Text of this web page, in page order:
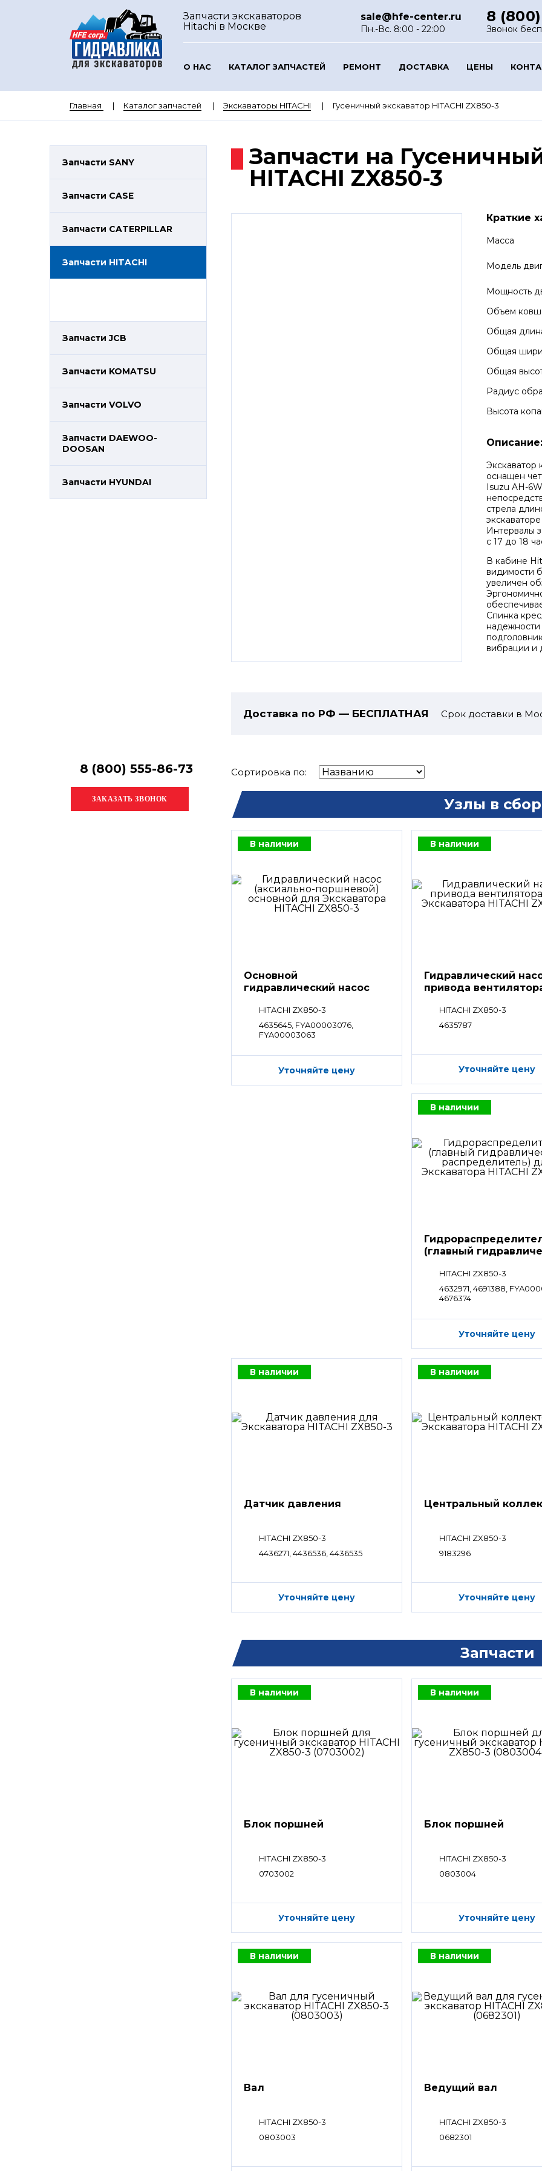
Запчасти экскаваторов
Hitachi в Москве
sale@hfe-center.ru
Пн.-Вс. 8:00 - 22:00
8
Звонок
О НАС КАТАЛОГ ЗАПЧАСТЕЙ РЕМОНТ ДОСТАВКА ЦЕНЫ
Главная Каталог запчастей Экскаваторы HITACHI Гусеничный экскаватор HITACHI ZX850-3
Запчасти SANY
Запчасти CASE
Запчасти CATERPILLAR
Запчасти HITACHI
Запчасти JCB
Запчасти KOMATSU
Запчасти VOLVO
Запчасти DAEWOO-
DOOSAN
Запчасти HYUNDAI
8 (800) 555-86-73
Запчасти на
HITACHI ZX850-3
Краткие
Масса
Модель
Мощность
Объем
Общая
Общая
Общая
Радиус
Высота
Описание:
Экскаватор
оснащен
Isuzu AH-
стрела
Интервалы
с 17 до 18
В кабине
видимости
увеличен
Спинка
вибрации и
Доставка по РФ — БЕСПЛАТНАЯ Срок доставки в
Сортировка по:
Узлы в
В наличии
Основной
гидравлический насос
HITACHI ZX850-3
4635645, FYA00003076,
FYA00003063
Уточняйте цену
В наличии
Гидравлический
привода
HITACHI ZX850-3
4635787
Уточняйте цену
В наличии
(главный
HITACHI ZX850-3
4632971, 4691388,
4676374
Уточняйте цену
В наличии
Датчик давления
HITACHI ZX850-3
4436271, 4436536, 4436535
Уточняйте цену
В наличии
Центральный
HITACHI ZX850-3
9183296
Уточняйте цену
Запчасти
В наличии
Блок поршней
HITACHI ZX850-3
0703002
Уточняйте цену
В наличии
Блок поршней
HITACHI ZX850-3
0803004
Уточняйте цену
В наличии
Вал
HITACHI ZX850-3
0803003
В наличии
Ведущий вал
HITACHI ZX850-3
0682301